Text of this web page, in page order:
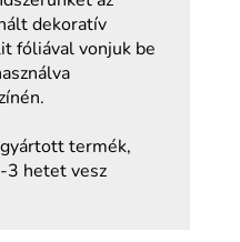
dekoratív
fóliával vonjuk be
termék,
3 hetet vesz